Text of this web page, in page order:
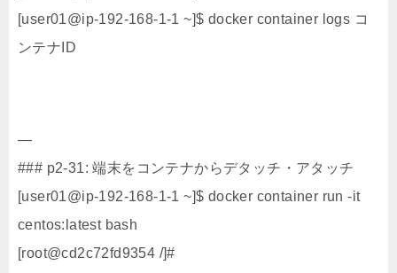
[user01@ip-192-168-1-1 ~]$ docker container logs コ
ンテナID
—
### p2-31: 端末をコンテナからデタッチ・アタッチ
[user01@ip-192-168-1-1 ~]$ docker container run -it
centos:latest bash
[root@cd2c72fd9354 /]#